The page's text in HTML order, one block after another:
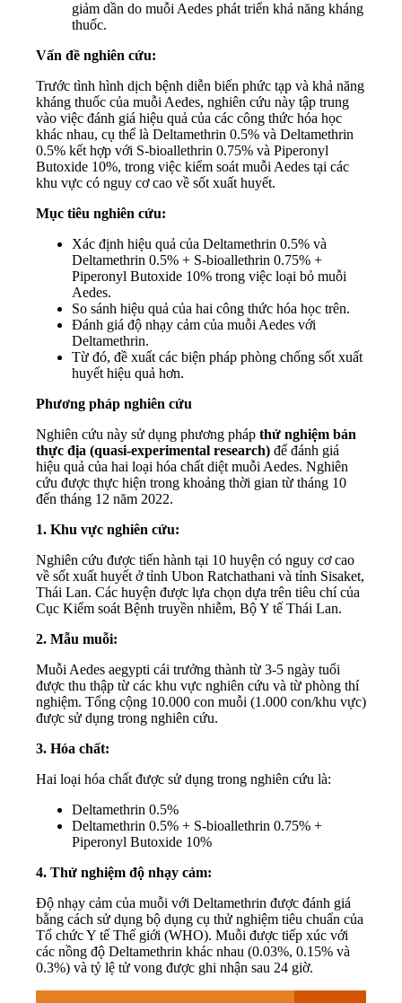
giảm dần do muỗi Aedes phát triển khả năng kháng
thuốc.
Vấn đề nghiên cứu:
Trước tình hình dịch bệnh diễn biến phức tạp và khả năng
kháng thuốc của muỗi Aedes, nghiên cứu này tập trung
vào việc đánh giá hiệu quả của các công thức hóa học
khác nhau, cụ thể là Deltamethrin 0.5% và Deltamethrin
0.5% kết hợp với S-bioallethrin 0.75% và Piperonyl
Butoxide 10%, trong việc kiểm soát muỗi Aedes tại các
khu vực có nguy cơ cao về sốt xuất huyết.
Mục tiêu nghiên cứu:
Xác định hiệu quả của Deltamethrin 0.5% và
Deltamethrin 0.5% + S-bioallethrin 0.75% +
Piperonyl Butoxide 10% trong việc loại bỏ muỗi
Aedes.
So sánh hiệu quả của hai công thức hóa học trên.
Đánh giá độ nhạy cảm của muỗi Aedes với
Deltamethrin.
Từ đó, đề xuất các biện pháp phòng chống sốt xuất
huyết hiệu quả hơn.
Phương pháp nghiên cứu
Nghiên cứu này sử dụng phương pháp thử nghiệm bán
thực địa (quasi-experimental research) để đánh giá
hiệu quả của hai loại hóa chất diệt muỗi Aedes. Nghiên
cứu được thực hiện trong khoảng thời gian từ tháng 10
đến tháng 12 năm 2022.
1. Khu vực nghiên cứu:
Nghiên cứu được tiến hành tại 10 huyện có nguy cơ cao
về sốt xuất huyết ở tỉnh Ubon Ratchathani và tỉnh Sisaket,
Thái Lan. Các huyện được lựa chọn dựa trên tiêu chí của
Cục Kiểm soát Bệnh truyền nhiễm, Bộ Y tế Thái Lan.
2. Mẫu muỗi:
Muỗi Aedes aegypti cái trưởng thành từ 3-5 ngày tuổi
được thu thập từ các khu vực nghiên cứu và từ phòng thí
nghiệm. Tổng cộng 10.000 con muỗi (1.000 con/khu vực)
được sử dụng trong nghiên cứu.
3. Hóa chất:
Hai loại hóa chất được sử dụng trong nghiên cứu là:
Deltamethrin 0.5%
Deltamethrin 0.5% + S-bioallethrin 0.75% +
Piperonyl Butoxide 10%
4. Thử nghiệm độ nhạy cảm:
Độ nhạy cảm của muỗi với Deltamethrin được đánh giá
bằng cách sử dụng bộ dụng cụ thử nghiệm tiêu chuẩn của
Tổ chức Y tế Thế giới (WHO). Muỗi được tiếp xúc với
các nồng độ Deltamethrin khác nhau (0.03%, 0.15% và
0.3%) và tỷ lệ tử vong được ghi nhận sau 24 giờ.